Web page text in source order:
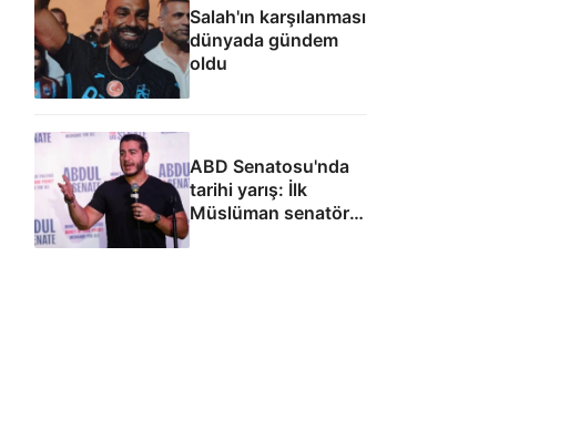
Salah'ın karşılanması
dünyada gündem
oldu
ABD Senatosu'nda
tarihi yarış: İlk
Müslüman senatör
olmaya hazırlanıyor